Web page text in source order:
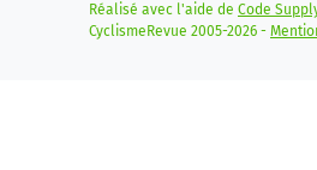
Réalisé avec l'aide de Code
CyclismeRevue 2005-2026 -